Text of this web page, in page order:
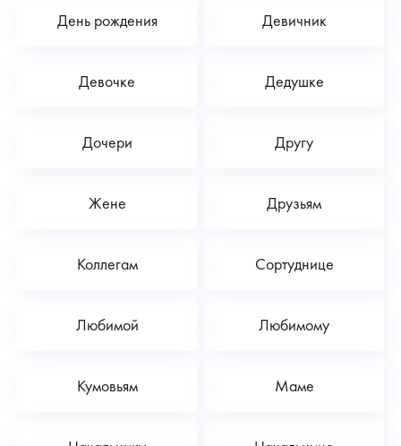
День рождения Девичник
Девочке Дедушке
Дочери Другу
Жене Друзьям
Коллегам Сортуднице
Любимой Любимому
Кумовьям Маме